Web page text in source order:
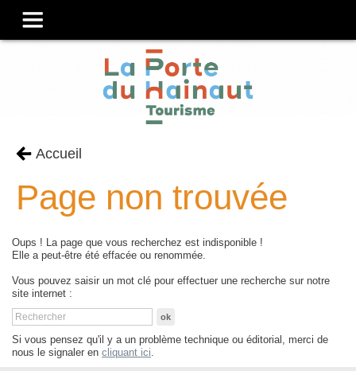
Accueil
Page non trouvée
Oups ! La page que vous recherchez est indisponible !
Elle a peut-être été effacée ou renommée.
Vous pouvez saisir un mot clé pour effectuer une recherche sur notre
site internet :
Si vous pensez qu'il y a un problème technique ou éditorial, merci de
nous le signaler en cliquant ici.